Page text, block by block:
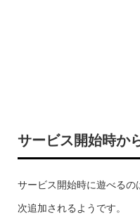
サービス開始時か
サービス開始時に遊べる
次追加されるようです。